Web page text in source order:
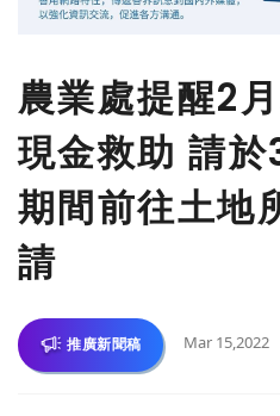
農業處提醒2
現金救助 請
期間前往土地
請
推廣新聞稿 Mar 15,2022